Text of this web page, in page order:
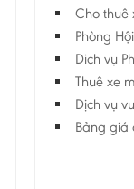
Cho thuê
Phòng
Dich vụ
Thuê xe
Dịch vụ
Bảng giá